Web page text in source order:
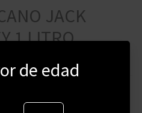
JACK
1 LITRO
de edad